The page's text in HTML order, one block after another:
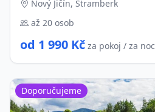
Nový Jičín, Štramberk
až 20 osob
od 1 990 Kč za pokoj / za noc
Doporučujeme